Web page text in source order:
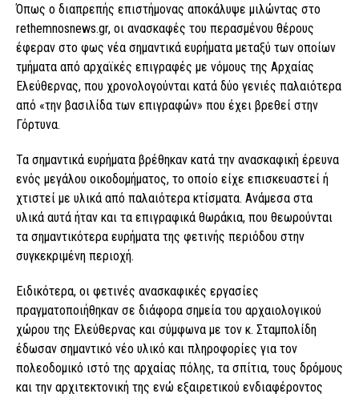
Όπως ο διαπρεπής επιστήμονας αποκάλυψε μιλώντας στο
rethemnosnews.gr, οι ανασκαφές του περασμένου θέρους
έφεραν στο φως νέα σημαντικά ευρήματα μεταξύ των οποίων
τμήματα από αρχαϊκές επιγραφές με νόμους της Αρχαίας
Ελεύθερνας, που χρονολογούνται κατά δύο γενιές παλαιότερα
από «την βασιλίδα των επιγραφών» που έχει βρεθεί στην
Γόρτυνα.
Τα σημαντικά ευρήματα βρέθηκαν κατά την ανασκαφική έρευνα
ενός μεγάλου οικοδομήματος, το οποίο είχε επισκευαστεί ή
χτιστεί με υλικά από παλαιότερα κτίσματα. Ανάμεσα στα
υλικά αυτά ήταν και τα επιγραφικά θωράκια, που θεωρούνται
τα σημαντικότερα ευρήματα της φετινής περιόδου στην
συγκεκριμένη περιοχή.
Ειδικότερα, οι φετινές ανασκαφικές εργασίες
πραγματοποιήθηκαν σε διάφορα σημεία του αρχαιολογικού
χώρου της Ελεύθερνας και σύμφωνα με τον κ. Σταμπολίδη
έδωσαν σημαντικό νέο υλικό και πληροφορίες για τον
πολεοδομικό ιστό της αρχαίας πόλης, τα σπίτια, τους δρόμους
και την αρχιτεκτονική της ενώ εξαιρετικού ενδιαφέροντος